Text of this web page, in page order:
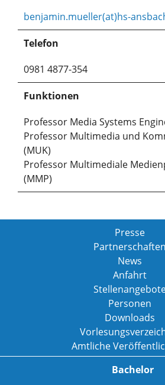
benjamin.mueller(at)hs-
Telefon
0981 4877-354
Funktionen
Professor Media Systems
Professor Multimedia und
(MUK)
Professor Multimediale
(MMP)
Presse
Partnerschaften
News
Anfahrt
Personen
Downloads
Amtliche
Bachelor